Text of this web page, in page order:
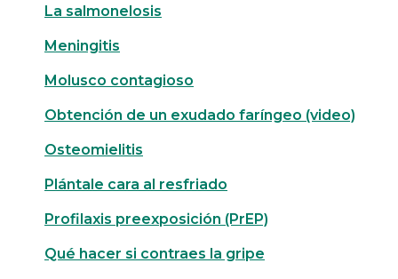
La salmonelosis
Meningitis
Molusco contagioso
Obtención de un exudado faríngeo (video)
Osteomielitis
Plántale cara al resfriado
Profilaxis preexposición (PrEP)
Qué hacer si contraes la gripe